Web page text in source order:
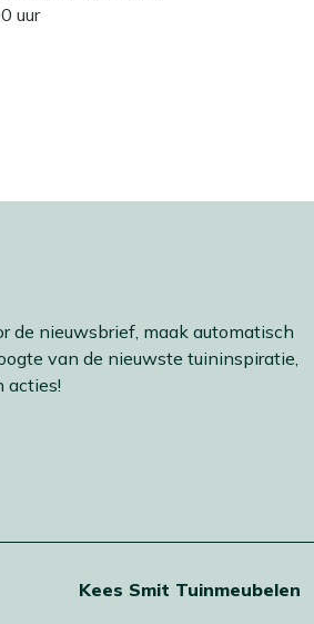
uur
de nieuwsbrief, maak automatisch
van de nieuwste tuininspiratie,
acties!
Kees Smit Tuinmeubelen